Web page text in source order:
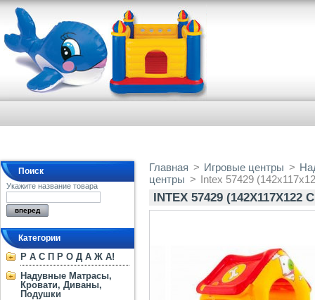
Поиск
Укажите название товара
Категории
Р А С П Р О Д А Ж А!
Надувные Матрасы,
Кровати, Диваны,
Подушки
Главная > Игровые центры >
центры > Intex 57429
INTEX 57429